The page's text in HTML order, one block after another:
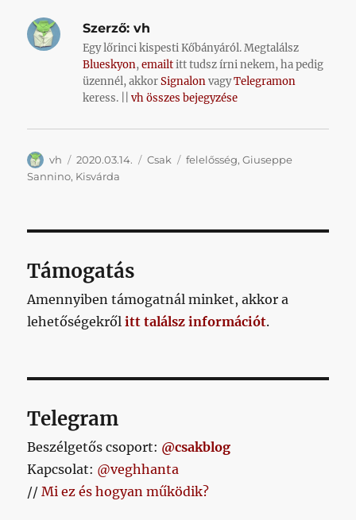
Szerző: vh
Egy lőrinci kispesti Kőbányáról. Megtalálsz
Blueskyon,emailtitt tudsz írni nekem, ha pedig
üzennél, akkorSignalonvagyTelegramon
keress. ||vh összes bejegyzése
Szerző
vh Közzétéve
2020.03.14. Kategória
Csak Címke
felelősség,Giuseppe
Sannino, Kisvárda
Támogatás
Amennyiben támogatnál minket, akkor a
lehetőségekrőlitt találsz információt.
Telegram
Beszélgetős csoport: @csakblog
Kapcsolat: @veghhanta
//Mi ez és hogyan működik?